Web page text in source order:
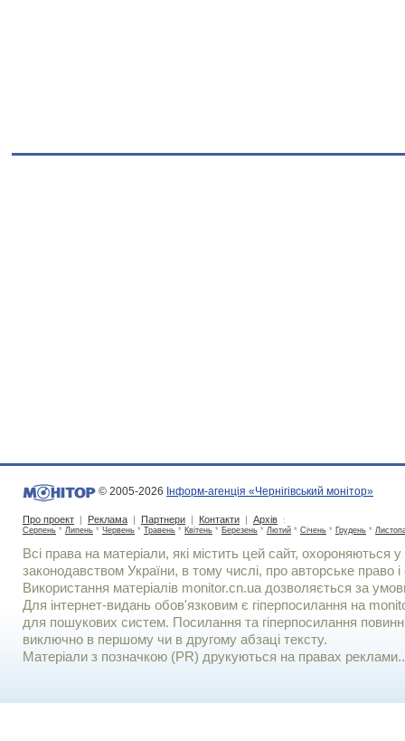
© 2005-2026 Інформ-агенція «Чернігівський монітор»
Про проект | Реклама | Партнери | Контакти | Архів :
Серпень * Липень * Червень * Травень * Квітень * Березень * Лютий * Січень * Грудень *
Всі права на матеріали, які містить цей сайт, охороняються у
законодавством України, в тому числі, про авторське право і
Використання матерiалiв monitor.cn.ua дозволяється за
Для iнтернет-видань обов'язковим є гiперпосилання на
для пошукових систем. Посилання та гіперпосилання
виключно в першому чи в другому абзаці тексту.
Матеріали з позначкою (PR) друкуються на правах реклами..